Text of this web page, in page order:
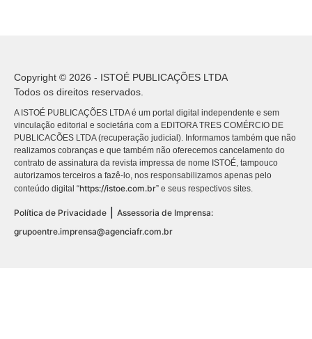
Copyright © 2026 - ISTOÉ PUBLICAÇÕES LTDA
Todos os direitos reservados.
A ISTOÉ PUBLICAÇÕES LTDA é um portal digital independente e sem
vinculação editorial e societária com a EDITORA TRES COMÉRCIO DE
PUBLICACÕES LTDA (recuperação judicial). Informamos também que não
realizamos cobranças e que também não oferecemos cancelamento do
contrato de assinatura da revista impressa de nome ISTOÉ, tampouco
autorizamos terceiros a fazê-lo, nos responsabilizamos apenas pelo
conteúdo digital “https://istoe.com.br” e seus respectivos sites.
Política de Privacidade
Assessoria de Imprensa:
grupoentre.imprensa@agenciafr.com.br